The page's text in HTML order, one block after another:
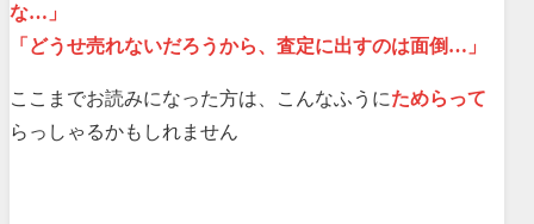
な…」
「どうせ売れないだろうから、査定に出すのは面倒…」
ここまでお読みになった方は、こんなふうにためらって
らっしゃるかもしれません